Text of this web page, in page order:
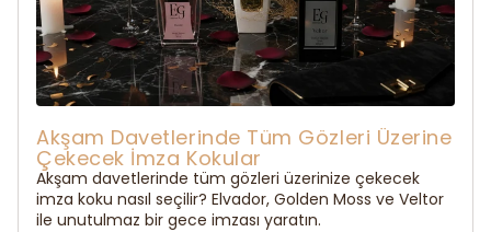
Akşam Davetlerinde Tüm Gözleri Üzerine
Çekecek İmza Kokular
Akşam davetlerinde tüm gözleri üzerinize çekecek
imza koku nasıl seçilir? Elvador, Golden Moss ve Veltor
ile unutulmaz bir gece imzası yaratın.